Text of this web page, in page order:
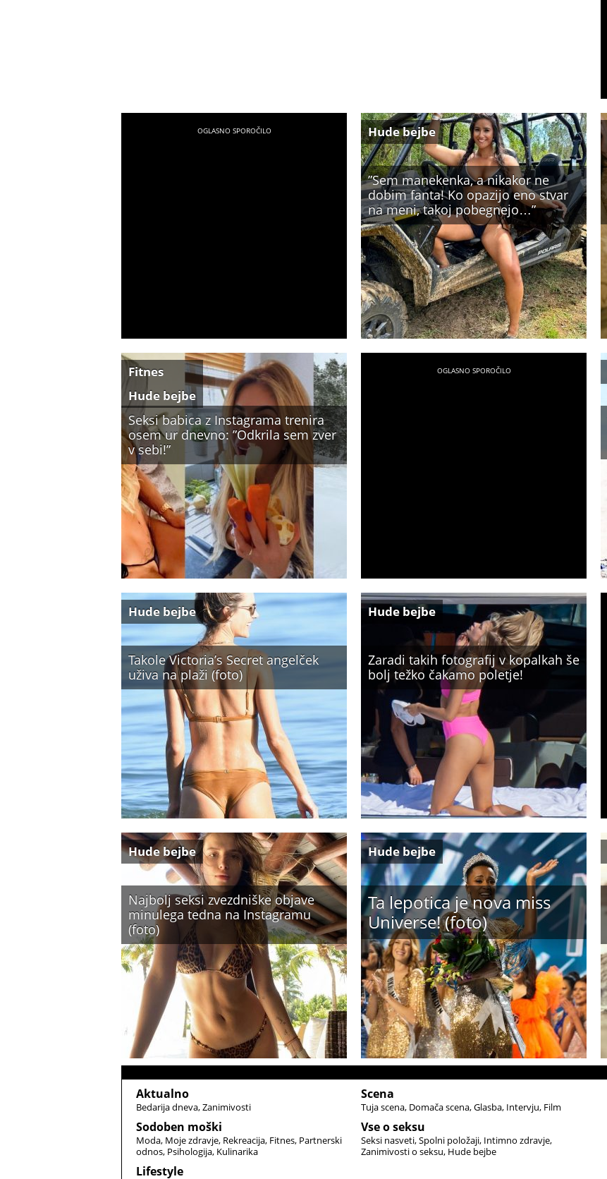
”Sem manekenka, a nikakor ne
dobim fanta! Ko opazijo eno stvar
na meni, takoj pobegnejo…”
Hude bejbe
Seksi babica z Instagrama trenira
osem ur dnevno: ”Odkrila sem zver
v sebi!”
Fitnes
Hude bejbe
Takole Victoria’s Secret angelček
uživa na plaži (foto)
Hude bejbe
Zaradi takih fotografij v kopalkah še
bolj težko čakamo poletje!
Hude bejbe
Najbolj seksi zvezdniške objave
minulega tedna na Instagramu
(foto)
Hude bejbe
Ta lepotica je nova miss
Universe! (foto)
Hude bejbe
Aktualno
Bedarija dneva Zanimivosti
Sodoben moški
Moda Moje zdravje Rekreacija Fitnes Partnerski
odnos Psihologija Kulinarika
Lifestyle
Scena
Tuja scena Domača scena Glasba Intervju Film
Vse o seksu
Seksi nasveti Spolni položaji Intimno zdravje
Zanimivosti o seksu Hude bejbe